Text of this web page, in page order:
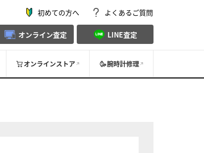
初めての方へ よくあるご質問
オンライン査定 LINE査定
オンラインストア 腕時計修理